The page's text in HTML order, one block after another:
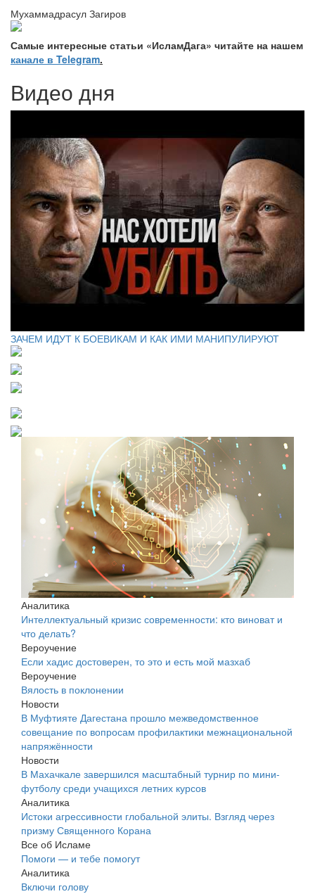
Мухаммадрасул Загиров
Самые интересные статьи «ИсламДага» читайте на нашем
канале в Telegram.
Видео дня
ЗАЧЕМ ИДУТ К БОЕВИКАМ И КАК ИМИ МАНИПУЛИРУЮТ
Аналитика
Интеллектуальный кризис современности: кто виноват и
что делать?
Вероучение
Если хадис достоверен, то это и есть мой мазхаб
Вероучение
Вялость в поклонении
Новости
В Муфтияте Дагестана прошло межведомственное
совещание по вопросам профилактики межнациональной
напряжённости
Новости
В Махачкале завершился масштабный турнир по мини-
футболу среди учащихся летних курсов
Аналитика
Истоки агрессивности глобальной элиты. Взгляд через
призму Священного Корана
Все об Исламе
Помоги — и тебе помогут
Аналитика
Включи голову